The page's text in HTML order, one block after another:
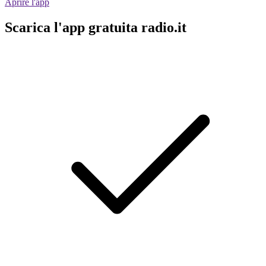
Aprire l'app
Scarica l'app gratuita radio.it